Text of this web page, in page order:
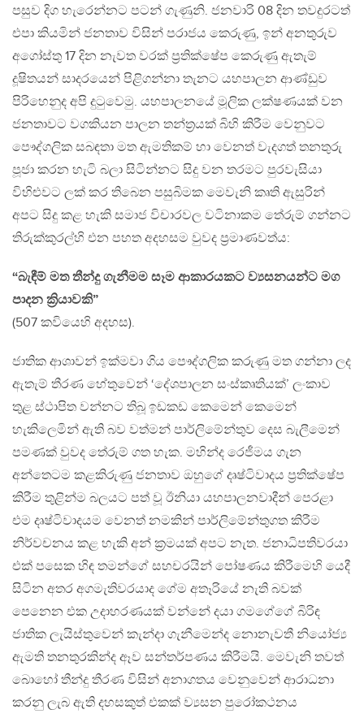
පසුව දිග හැරෙන්නට පටන් ගැණුනි. ජනවාරි 08 දින තවදුරටත්
එපා කියමින් ජනතාව විසින් පරාජය කෙරුණු, ඉන් අනතුරුව
අගෝස්තු 17 දින නැවත වරක් ප්‍රතික්ෂේප කෙරුණු ඇතැම්
දූෂිතයන් සාදරයෙන් පිළිගන්නා තැනට යහපාලන ආණ්ඩුව
පිරිහෙනුද අපි දුටුවෙමු. යහපාලනයේ මූලික ලක්ෂණයක් වන
ජනතාවට වගකියන පාලන තන්ත්‍රයක් බිහි කිරීම වෙනුවට
පෞද්ගලික සබඳතා මත ඇමතිකම් හා වෙනත් වැදගත් තනතුරු
පූජා කරන හැටි බලා සිටින්නට සිදු වන තරමට පුරවැසියා
විහිළුවට ලක් කර තිබෙන පසුබිමක මෙවැනි කෘති ඇසුරින්
අපට සිදු කළ හැකි සමාජ විචාරවල වටිනාකම තේරුම් ගන්නට
තිරුක්කුරල්හි එන පහත අදහසම වුවද ප්‍රමාණවත්ය:
“බැඳීම් මත තීන්දු ගැනීමම සෑම ආකාරයකට ව්‍යසනයන්ට මග
පාදන ක්‍රියාවකි”
(507 කවියෙහි අදහස).
ජාතික ආශාවන් ඉක්මවා ගිය පෞද්ගලික කරුණු මත ගන්නා ලද
ඇතැම් තීරණ හේතුවෙන් ‘දේශපාලන සංස්කෘතියක්’ ලංකාව
තුළ ස්ථාපිත වන්නට තිබූ ඉඩකඩ කෙමෙන් කෙමෙන්
හැකිලෙමින් ඇති බව වත්මන් පාර්ලිමේන්තුව දෙස බැලීමෙන්
පමණක් වුවද තේරුම් ගත හැක. මහින්ද රෙජීමය ගැන
අන්තෙටම කළකිරුණු ජනතාව ඔහුගේ දෘෂ්ටිවාදය ප්‍රතික්ෂේප
කිරීම තුළින්ම බලයට පත් වූ ඊනියා යහපාලනවාදීන් පෙරළා
එම දෘෂ්ටිවාදයම වෙනත් නමකින් පාර්ලිමේන්තුගත කිරීම
නිර්වචනය කළ හැකි අන් ක්‍රමයක් අපට නැත. ජනාධිපතිවරයා
එක් පසෙක හිඳ තමන්ගේ සහචරයින් පෝෂණය කිරීමෙහි යෙදී
සිටින අතර අගමැතිවරයාද ගේම අතෑරියේ නැති බවක්
පෙනෙන එක උදාහරණයක් වන්නේ දයා ගමගේගේ බිරිඳ
ජාතික ලැයිස්තුවෙන් කැන්දා ගැනීමෙන්ද නොනැවතී නියෝජ්‍ය
ඇමති තනතුරකින්ද ඈව සන්තර්පණය කිරීමයි. මෙවැනි තවත්
බොහෝ තීන්දු තීරණ විසින් අනාගතය වෙනුවෙන් ආරාධනා
කරනු ලැබ ඇති දහසකුත් එකක් ව්‍යසන පුරෝකථනය